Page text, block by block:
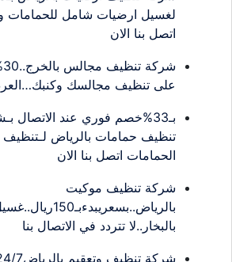
لغسيل ارضيات شامل للحمامات
اتصل بنا الان
على تنظيف مجالسك
بـ33%خصم فوري عند الاتصال
تنظيف حمامات بالرياض لـتنظيف
الحمامات اتصل بنا الان
شركة تنظيف موكيت
بالبخار..لا تتردد في الاتصال بنا